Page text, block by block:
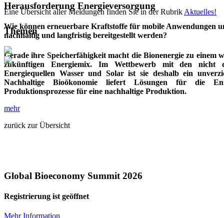
Herausforderung Energieversorgung
Wie können erneuerbare Kraftstoffe für mobile Anwendungen
nachhaltig und langfristig bereitgestellt werden?
Gerade ihre Speicherfähigkeit macht die Bionenergie zu einem
zukünftigen Energiemix. Im Wettbewerb mit den nicht
Energiequellen Wasser und Solar ist sie deshalb ein
Nachhaltige Bioökonomie liefert Lösungen für die
Produktionsprozesse für eine nachhaltige Produktion.
mehr
zurück zur Übersicht
Eine Übersicht aller Meldungen finden Sie in der Rubrik Aktuelles!
Themen
Global Bioeconomy Summit 2026
Registrierung ist geöffnet
Mehr Information